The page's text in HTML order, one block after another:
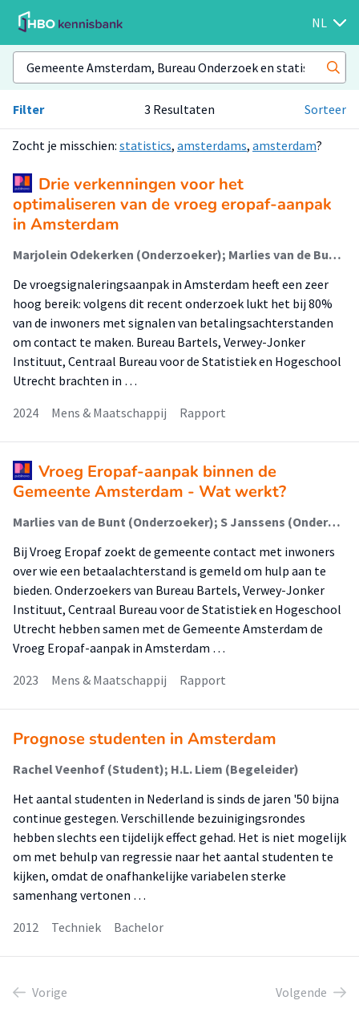
NL
Filter 3 Resultaten Sorteer
Zocht je misschien: statistics, amsterdams, amsterdam?
Drie verkenningen voor het
optimaliseren van de vroeg eropaf-aanpak
in Amsterdam
Marjolein Odekerken (Onderzoeker); Marlies van de Bunt (Onderzoeker); Susanne Tonnon (Onderzoeker); Tamara Madern (Lector); Laura Nuiver (Onderzoeker)
De vroegsignaleringsaanpak in Amsterdam heeft een zeer
hoog bereik: volgens dit recent onderzoek lukt het bij 80%
van de inwoners met signalen van betalingsachterstanden
om contact te maken. Bureau Bartels, Verwey-Jonker
Instituut, Centraal Bureau voor de Statistiek en Hogeschool
Utrecht brachten in …
2024
Mens & Maatschappij Rapport
Vroeg Eropaf-aanpak binnen de
Gemeente Amsterdam - Wat werkt?
Marlies van de Bunt (Onderzoeker); S Janssens (Onderzoeker); Anne-Ruth van Leeuwen (Lid Lectoraat); Eline Maussen (Onderzoeker); Marjolein Odekerken (Onderzoeker); S de Regt (Onderzoeker)
Bij Vroeg Eropaf zoekt de gemeente contact met inwoners
over wie een betaalachterstand is gemeld om hulp aan te
bieden. Onderzoekers van Bureau Bartels, Verwey-Jonker
Instituut, Centraal Bureau voor de Statistiek en Hogeschool
Utrecht hebben samen met de Gemeente Amsterdam de
Vroeg Eropaf-aanpak in Amsterdam …
2023
Mens & Maatschappij Rapport
Prognose studenten in Amsterdam
Rachel Veenhof (Student); H.L. Liem (Begeleider)
Het aantal studenten in Nederland is sinds de jaren '50 bijna
continue gestegen. Verschillende bezuinigingsrondes
hebben slechts een tijdelijk effect gehad. Het is niet mogelijk
om met behulp van regressie naar het aantal studenten te
kijken, omdat de onafhankelijke variabelen sterke
samenhang vertonen …
2012
Techniek Bachelor
Vorige Volgende